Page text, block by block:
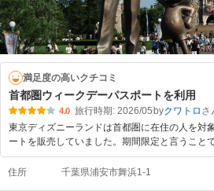
満足度の高いクチコミ
首都圏ウィークデーパスポートを利用
4.0 旅行時期: 2026/05 byクワトロ
東京ディズニーランドは首都圏に在住の人を対
ートを販売していました。期間限定と言うこと
住所 千葉県浦安市舞浜1-1